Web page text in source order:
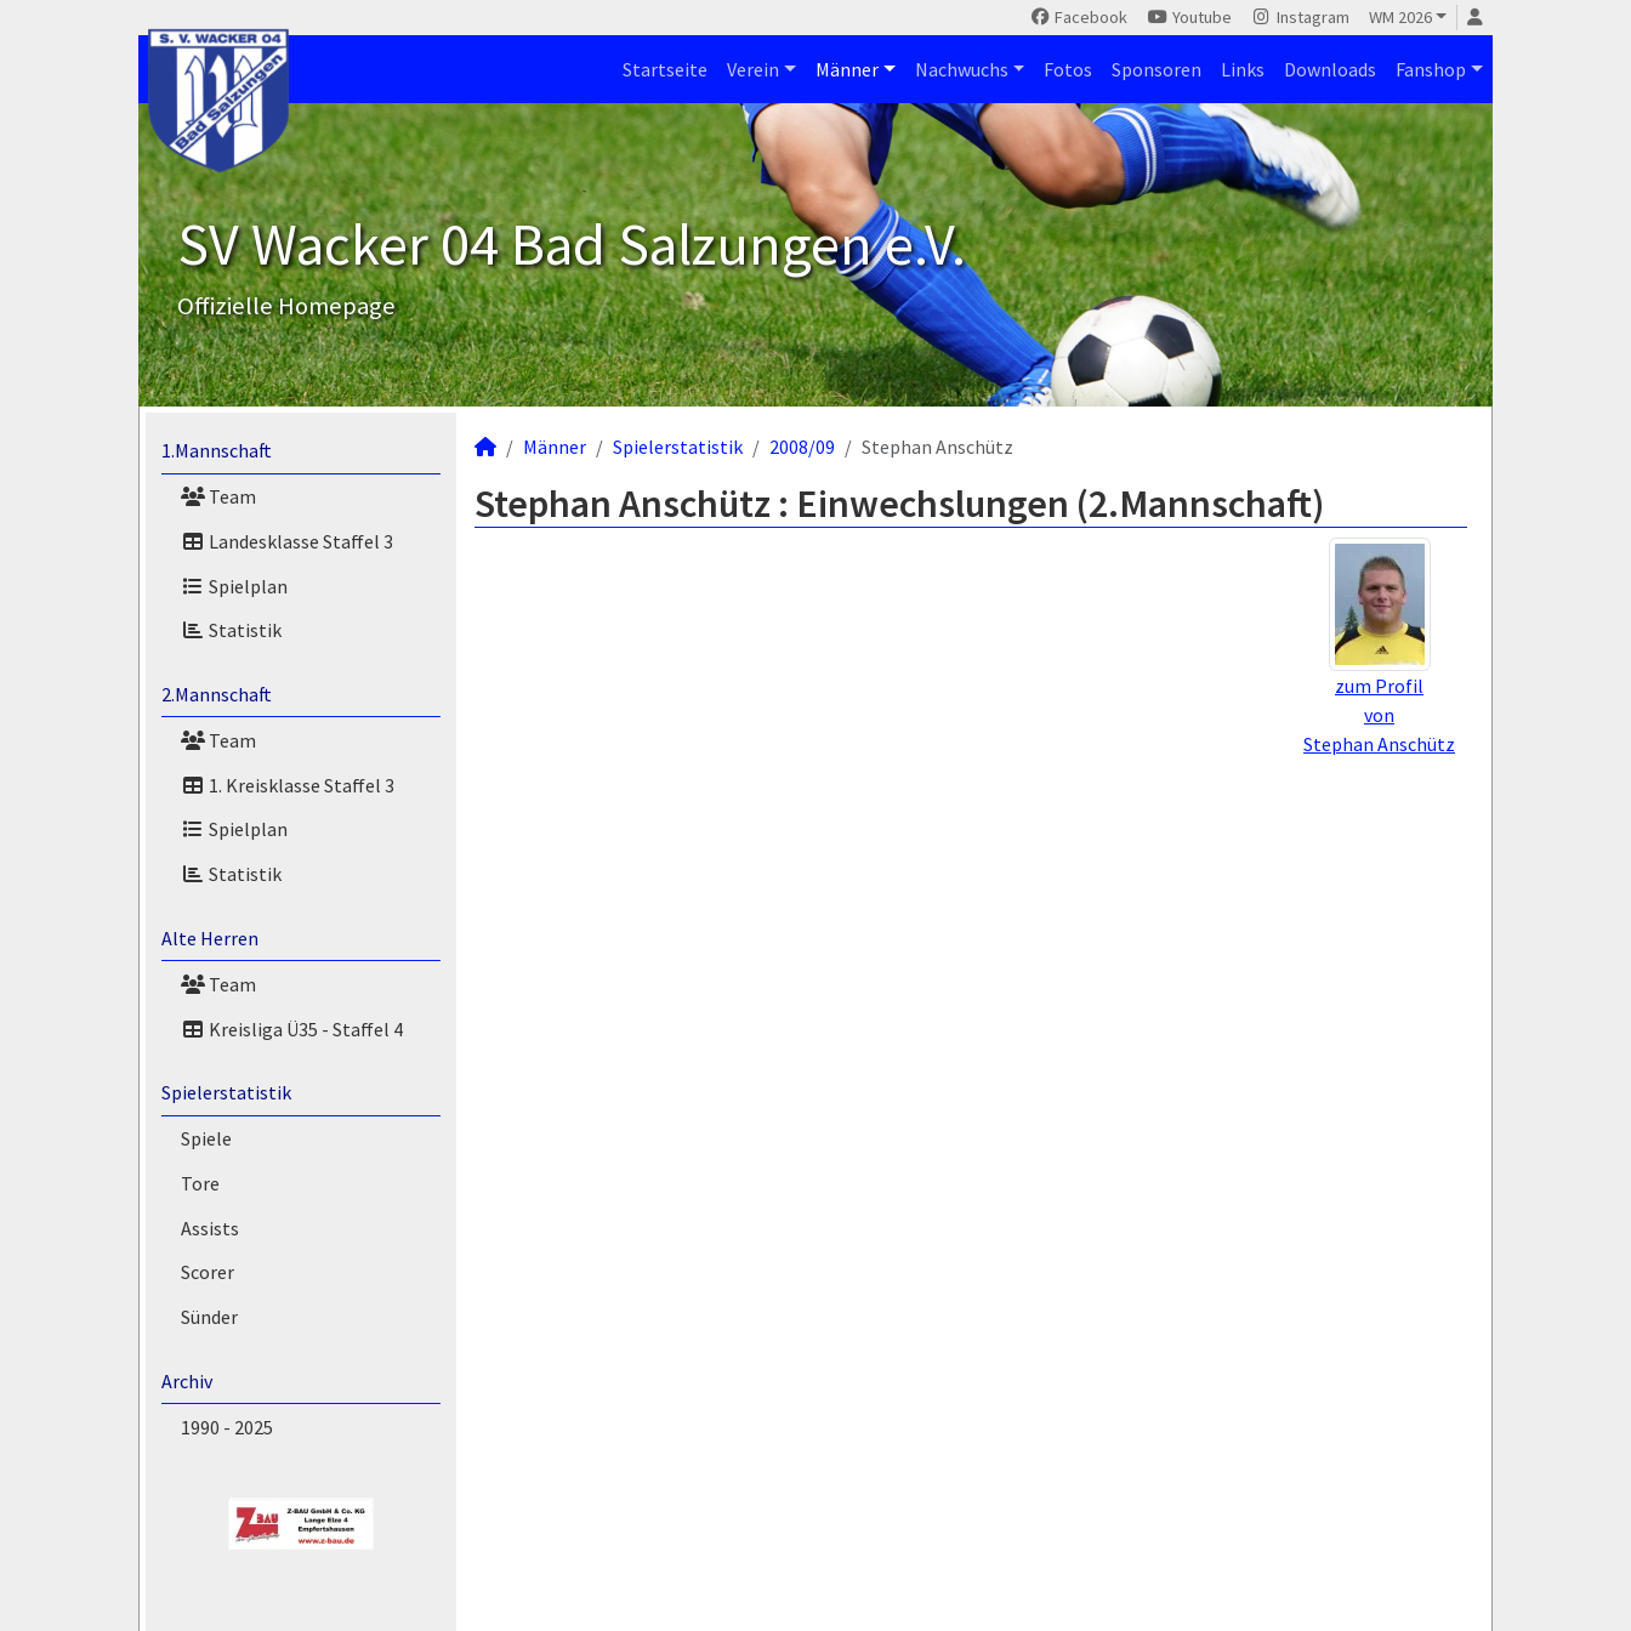
Facebook Youtube Instagram WM 2026
Startseite Verein Männer Nachwuchs Fotos Sponsoren Links Downloads Fanshop
SV Wacker 04 Bad Salzungen e.V.
Offizielle Homepage
1.Mannschaft
Team
Landesklasse Staffel 3
Spielplan
Statistik
2.Mannschaft
Team
1. Kreisklasse Staffel 3
Spielplan
Statistik
Alte Herren
Team
Kreisliga Ü35 - Staffel 4
Spielerstatistik
Spiele
Tore
Assists
Scorer
Sünder
Archiv
1990 - 2025
Männer Spielerstatistik 2008/09 Stephan Anschütz
Stephan Anschütz : Einwechslungen (2.Mannschaft)
zum Profil
von
Stephan Anschütz